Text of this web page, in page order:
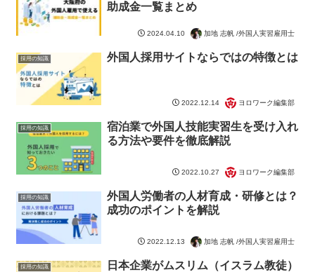
助成金一覧まとめ
2024.04.10 加地 志帆 /外国人実習雇用士
採用の知識 外国人採用サイトならではの特徴とは
2022.12.14 ヨロワーク編集部
採用の知識
宿泊業で外国人技能実習生を受け入れ
る方法や要件を徹底解説
2022.10.27 ヨロワーク編集部
採用の知識
外国人労働者の人材育成・研修とは？
成功のポイントを解説
2022.12.13 加地 志帆 /外国人実習雇用士
採用の知識
日本企業がムスリム（イスラム教徒）